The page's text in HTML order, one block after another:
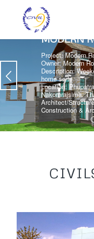
MODERN
Project: Modern
Owner: Modern
Description:
home sryle
Location:
Nakornrajsima,
Architect/
Construction &